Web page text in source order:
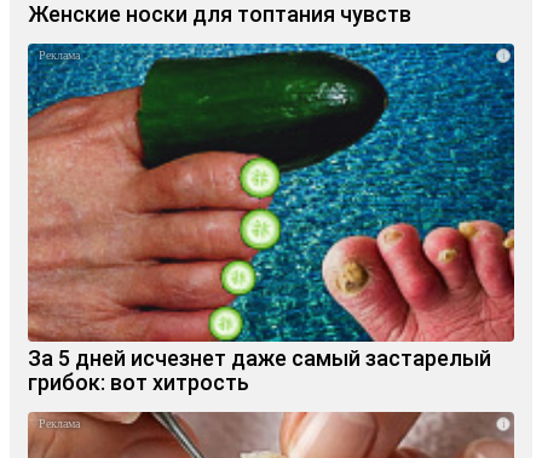
Женские носки для топтания чувств
i
За 5 дней исчезнет даже самый застарелый
грибок: вот хитрость
i